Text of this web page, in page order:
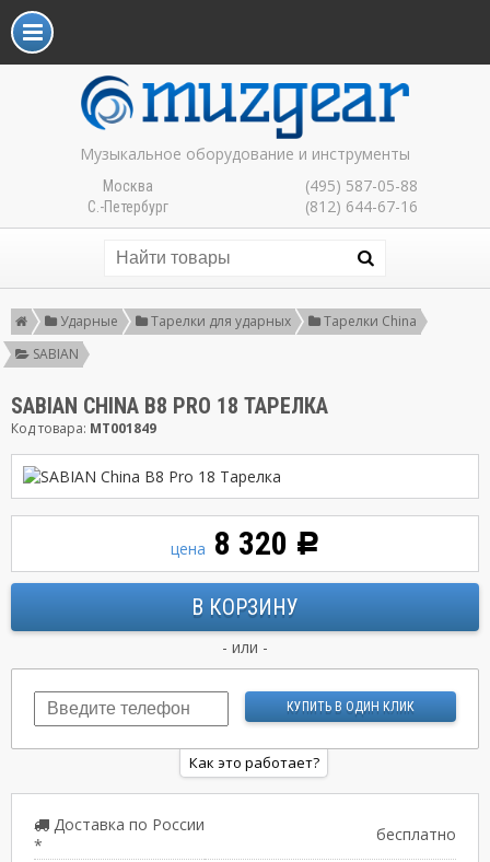
Музыкальное оборудование и инструменты
Москва (495) 587-05-88
С.-Петербург (812) 644-67-16
Ударные Тарелки для ударных
Тарелки China
SABIAN
SABIAN CHINA B8 PRO 18 ТАРЕЛКА
Код товара: MT001849
цена 8 320 Р
- или -
Как это работает?
Доставка по России
*
бесплатно